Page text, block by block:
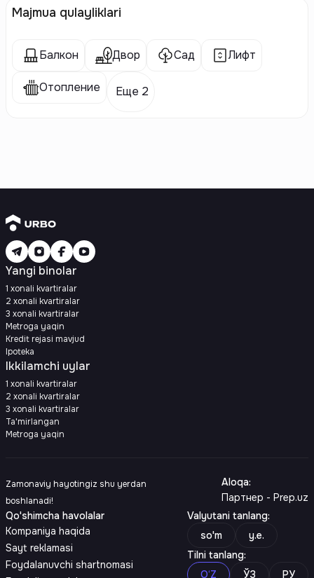
Majmua qulayliklari
Балкон Двор Сад Лифт
Отопление Еще 2
Yangi binolar
1 xonali kvartiralar
2 xonali kvartiralar
3 xonali kvartiralar
Metroga yaqin
Kredit rejasi mavjud
Ipoteka
Ikkilamchi uylar
1 xonali kvartiralar
2 xonali kvartiralar
3 xonali kvartiralar
Ta'mirlangan
Metroga yaqin
Zamonaviy hayotingiz shu yerdan
boshlanadi!
Aloqa:
Партнер - Prep.uz
Qo'shimcha havolalar
Kompaniya haqida
Sayt reklamasi
Foydalanuvchi shartnomasi
Valyutani tanlang:
so'm
y.e.
Tilni tanlang:
O‘Z
ЎЗ РУ